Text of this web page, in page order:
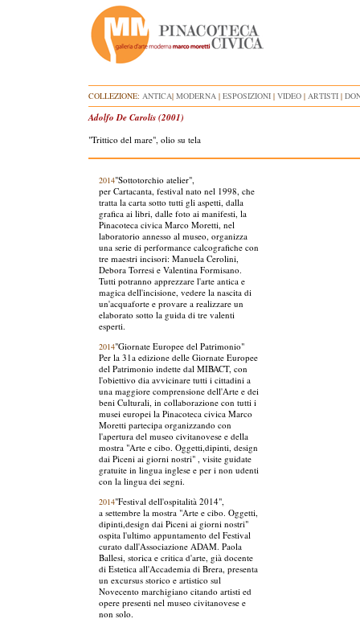
COLLEZIONE: ANTICA| MODERNA | ESPOSIZIONI | VIDEO | ARTISTI |
Adolfo De Carolis (2001)
"Trittico del mare", olio su tela
2014"Sottotorchio atelier",
per Cartacanta, festival nato nel 1998, che
tratta la carta sotto tutti gli aspetti, dalla
grafica ai libri, dalle foto ai manifesti, la
Pinacoteca civica Marco Moretti, nel
laboratorio annesso al museo, organizza
una serie di performance calcografiche con
tre maestri incisori: Manuela Cerolini,
Debora Torresi e Valentina Formisano.
Tutti potranno apprezzare l'arte antica e
magica dell'incisione, vedere la nascita di
un'acquaforte e provare a realizzare un
elaborato sotto la guida di tre valenti
esperti.
2014"Giornate Europee del Patrimonio"
Per la 31a edizione delle Giornate Europee
del Patrimonio indette dal MIBACT, con
l'obiettivo dia avvicinare tutti i cittadini a
una maggiore comprensione dell'Arte e dei
beni Culturali, in collaborazione con tutti i
musei europei la Pinacoteca civica Marco
Moretti partecipa organizzando con
l'apertura del museo civitanovese e della
mostra "Arte e cibo. Oggetti,dipinti, design
dai Piceni ai giorni nostri" , visite guidate
gratuite in lingua inglese e per i non udenti
con la lingua dei segni.
2014"Festival dell'ospitalità 2014",
a settembre la mostra "Arte e cibo. Oggetti,
dipinti,design dai Piceni ai giorni nostri"
ospita l'ultimo appuntamento del Festival
curato dall'Associazione ADAM. Paola
Ballesi, storica e critica d'arte, già docente
di Estetica all'Accademia di Brera, presenta
un excursus storico e artistico sul
Novecento marchigiano citando artisti ed
opere presenti nel museo civitanovese e
non solo.